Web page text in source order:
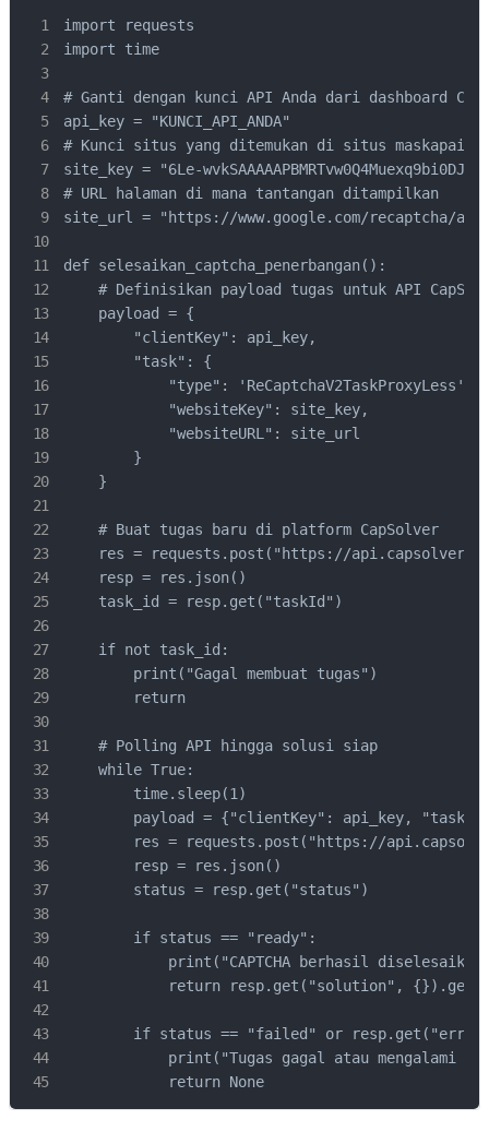
import requests
import time
# Ganti dengan kunci API Anda dari dashboard
api_key = "KUNCI_API_ANDA"
# Kunci situs yang ditemukan di situs maskapai
site_key = "6Le-
# URL halaman di mana tantangan ditampilkan
site_url = "https://www.google.com/recaptcha/
def selesaikan_captcha_penerbangan():
# Definisikan payload tugas untuk API
    payload = {
        "clientKey": api_key,
        "task": {
            "type": 'ReCaptchaV2TaskProxyLess',
            "websiteKey": site_key,
            "websiteURL": site_url
        }
    }
    # Buat tugas baru di platform CapSolver
res = requests.post("https://
    resp = res.json()
    task_id = resp.get("taskId")
    if not task_id:
        print("Gagal membuat tugas")
        return
    # Polling API hingga solusi siap
    while True:
        time.sleep(1)
payload = {"clientKey": api_key,
res = requests.post("https://
        resp = res.json()
        status = resp.get("status")
        if status == "ready":
print("CAPTCHA berhasil
return resp.get("solution",
if status == "failed" or
print("Tugas gagal atau mengalami
            return None